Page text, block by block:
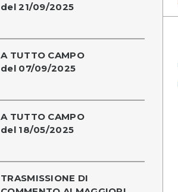
del 21/09/2025
A TUTTO CAMPO
del 07/09/2025
A TUTTO CAMPO
del 18/05/2025
TRASMISSIONE DI